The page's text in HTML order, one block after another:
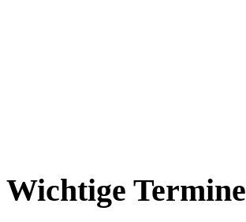
Wichtige Termine